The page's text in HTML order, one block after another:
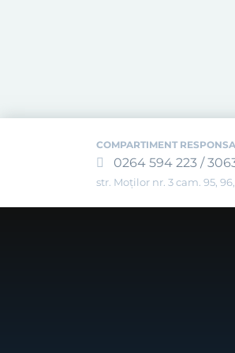
COMPARTIMENT
0264 594 223 /
str. Moților nr. 3 cam. 95,